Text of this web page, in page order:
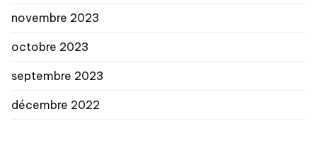
novembre 2023
octobre 2023
septembre 2023
décembre 2022